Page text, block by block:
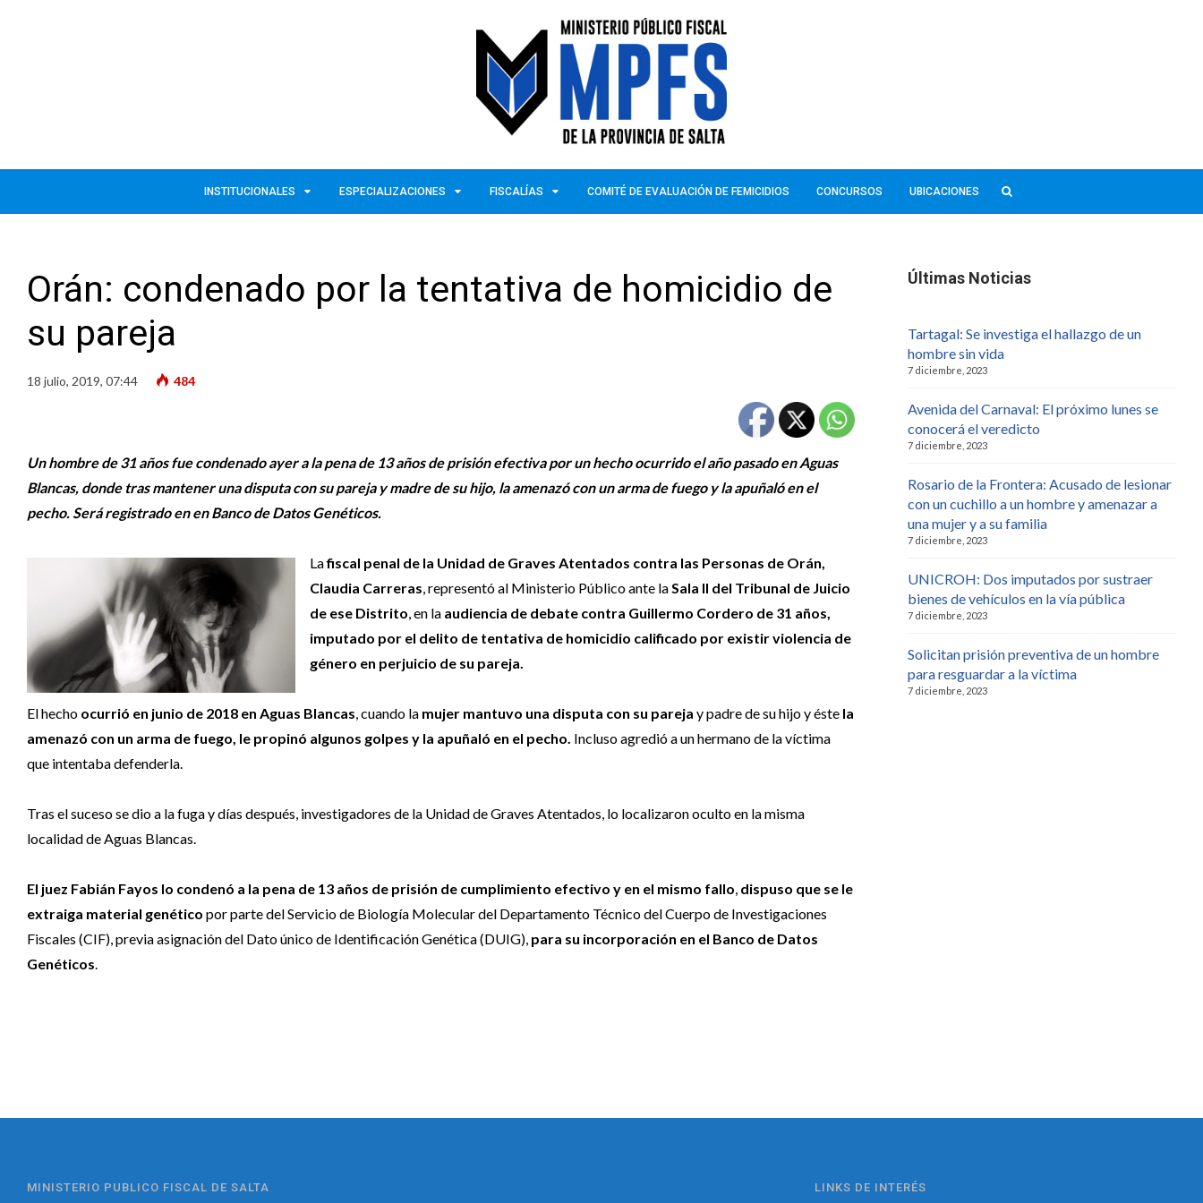
INSTITUCIONALES ESPECIALIZACIONES FISCALÍAS COMITÉ DE EVALUACIÓN DE FEMICIDIOS CONCURSOS UBICACIONES
Orán: condenado por la tentativa de homicidio de
su pareja
18 julio, 2019, 07:44 484
Un hombre de 31 años fue condenado ayer a la pena de 13 años de prisión efectiva por un hecho ocurrido el año pasado en Aguas
Blancas, donde tras mantener una disputa con su pareja y madre de su hijo, la amenazó con un arma de fuego y la apuñaló en el
pecho. Será registrado en en Banco de Datos Genéticos.
Lafiscal penal de la Unidad de Graves Atentados contra las Personas de Orán,
Claudia Carreras , representó al Ministerio Público ante la Sala II del Tribunal de Juicio
de ese Distrito , en la audiencia de debate contra Guillermo Cordero de 31 años,
imputado por el delito de tentativa de homicidio calificado por existir violencia de
género en perjuicio de su pareja.
El hecho ocurrió en junio de 2018 en Aguas Blancas , cuando la mujer mantuvo una disputa con su pareja y padre de su hijo y éste la
amenazó con un arma de fuego, le propinó algunos golpes y la apuñaló en el pecho. Incluso agredió a un hermano de la víctima
que intentaba defenderla.
Tras el suceso se dio a la fuga y días después, investigadores de la Unidad de Graves Atentados, lo localizaron oculto en la misma
localidad de Aguas Blancas.
El juez Fabián Fayos lo condenó a la pena de 13 años de prisión de cumplimiento efectivo y en el mismo fallo dispuso que se le
extraiga material genético por parte del Servicio de Biología Molecular del Departamento Técnico del Cuerpo de Investigaciones
Fiscales (CIF), previa asignación del Dato único de Identificación Genética (DUIG), para su incorporación en el Banco de Datos
Genéticos
Últimas Noticias
Tartagal: Se investiga el hallazgo de un
hombre sin vida
7 diciembre, 2023
Avenida del Carnaval: El próximo lunes se
conocerá el veredicto
7 diciembre, 2023
Rosario de la Frontera: Acusado de lesionar
con un cuchillo a un hombre y amenazar a
una mujer y a su familia
7 diciembre, 2023
UNICROH: Dos imputados por sustraer
bienes de vehículos en la vía pública
7 diciembre, 2023
Solicitan prisión preventiva de un hombre
para resguardar a la víctima
7 diciembre, 2023
MINISTERIO PUBLICO FISCAL DE SALTA LINKS DE INTERÉS